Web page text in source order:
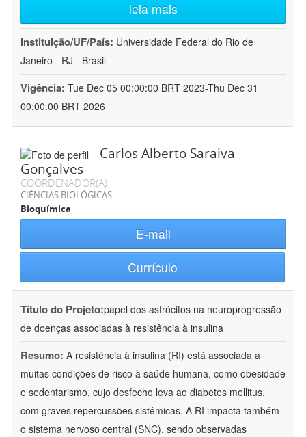
leia mais
Instituição/UF/País: Universidade Federal do Rio de
Janeiro - RJ - Brasil
Vigência: Tue Dec 05 00:00:00 BRT 2023-Thu Dec 31
00:00:00 BRT 2026
Carlos Alberto Saraiva
Gonçalves
COORDENADOR(A)
CIÊNCIAS BIOLÓGICAS
Bioquímica
E-mail
Currículo
Título do Projeto:papel dos astrócitos na neuroprogressão
de doenças associadas à resistência à insulina
Resumo: A resistência à insulina (RI) está associada a
muitas condições de risco à saúde humana, como obesidade
e sedentarismo, cujo desfecho leva ao diabetes mellitus,
com graves repercussões sistêmicas. A RI impacta também
o sistema nervoso central (SNC), sendo observadas